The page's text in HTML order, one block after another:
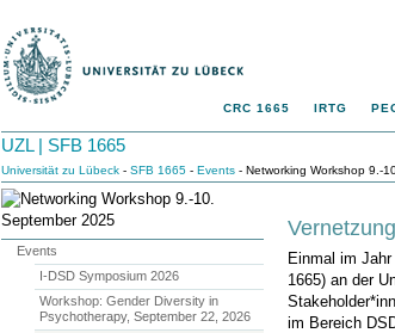
CRC 1665 IRTG
UZL | SFB 1665
Universität zu Lübeck - SFB 1665 - Events - Networking Workshop 9.-
Einmal im
1665) an der
im Bereich
Events
I-DSD Symposium 2026
Workshop: Gender Diversity in
Psychotherapy, September 22, 2026